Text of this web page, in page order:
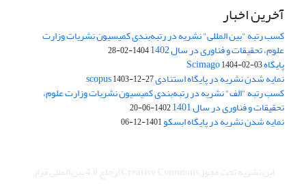
آخرین اخبار
کسب رتبه "بین المللی" نشریه در رتبه‌بندی کمیسیون نشریات وزارت
علوم، تحقیقات و فناوری در سال 1402 1404-02-28
پایگاه Scimago1404-02-03
نمایه شدن نشریه در پایگاه استنادی scopus1403-12-27
کسب رتبه "الف" نشریه در رتبه‌بندی کمیسیون نشریات وزارت علوم،
تحقیقات و فناوری در سال 1401 1402-06-20
نمایه شدن نشریه در پایگاه ابسکو1401-12-06